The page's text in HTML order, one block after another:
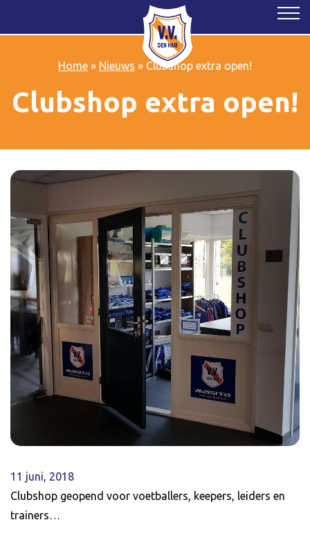
Home» Nieuws » Clubshop extra open!
Clubshop extra open!
11 juni, 2018
Clubshop geopend voor voetballers, keepers, leiders en
trainers…